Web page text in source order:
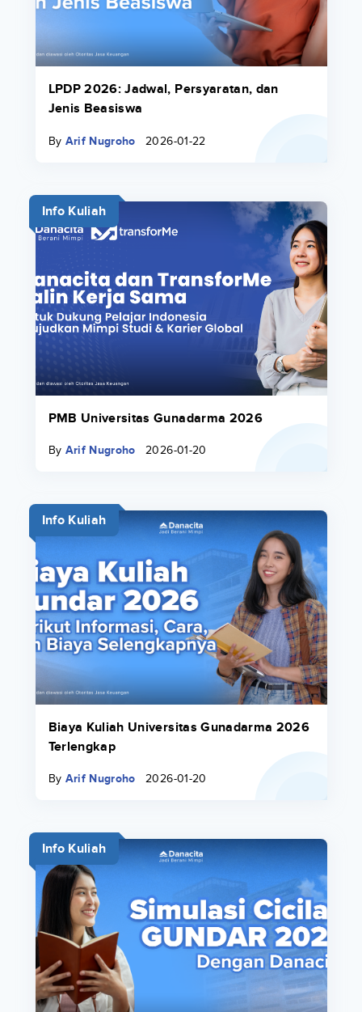
LPDP 2026: Jadwal, Persyaratan, dan
Jenis Beasiswa
By Arif Nugroho 2026-01-22
Info Kuliah
PMB Universitas Gunadarma 2026
By Arif Nugroho 2026-01-20
Info Kuliah
Biaya Kuliah Universitas Gunadarma 2026
Terlengkap
By Arif Nugroho 2026-01-20
Info Kuliah